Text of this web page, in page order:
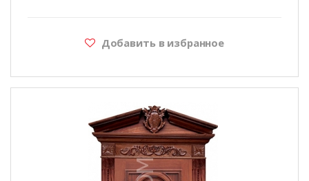
Добавить в избранное